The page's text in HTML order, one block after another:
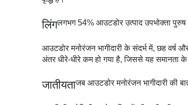
लिंगलगभग 54% आउटडोर उत्पाद उपभोक्ता
आउटडोर मनोरंजन भागीदारी के संदर्भ में, छह वर्ष
अंतर धीरे-धीरे कम हो गया है, जिससे यह समानता
जातीयताजब आउटडोर मनोरंजन भागीदारी की